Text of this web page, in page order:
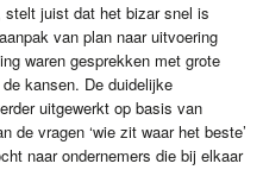
juist dat het bizar snel is
van plan naar uitvoering
waren gesprekken met grote
kansen. De duidelijke
uitgewerkt op basis van
de vragen ‘wie zit waar het beste’
naar ondernemers die bij elkaar